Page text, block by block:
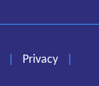
| Privacy
|